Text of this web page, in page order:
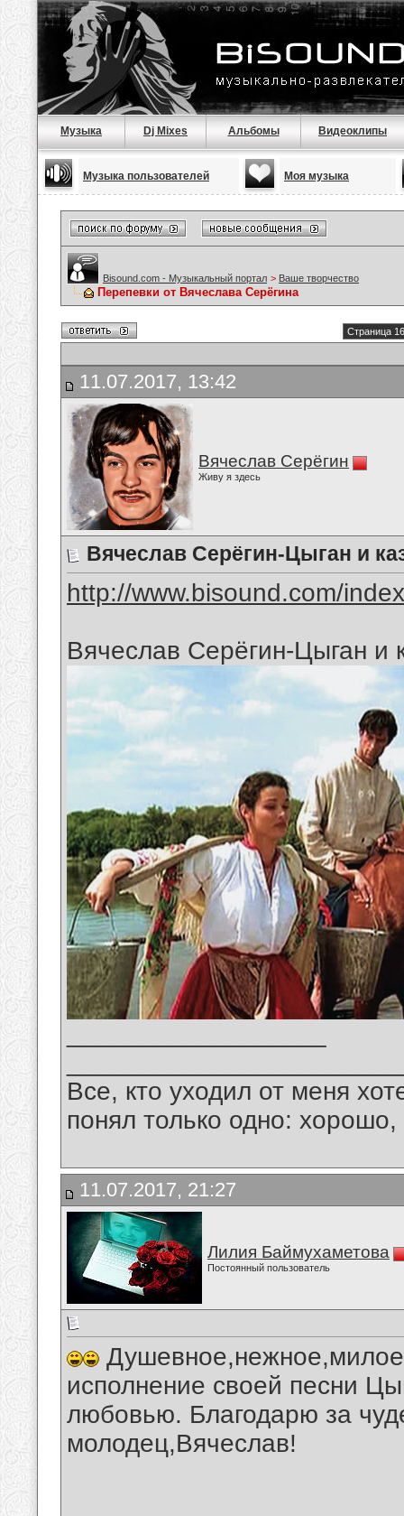
Музыка Dj Mixes Альбомы Видеоклипы
Музыка пользователей Моя музыка
Bisound.com - Музыкальный портал > Ваше творчество
Перепевки от Вячеслава Серёгина
Страница
11.07.2017, 13:42
Вячеслав Серёгин
Живу я здесь
Вячеслав Серёгин-Цыган и
http://www.bisound.com/
Вячеслав Серёгин-Цыган и
Все, кто уходил от меня
понял только одно:
11.07.2017, 21:27
Лилия Баймухаметова
Постоянный пользователь
исполнение своей песни
любовью. Благодарю за
молодец,Вячеслав!